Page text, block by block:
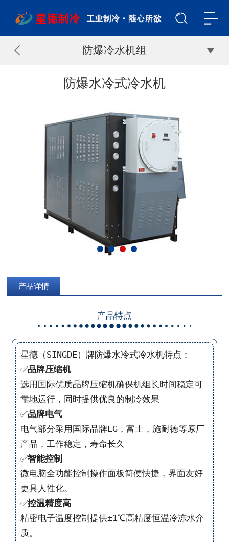
防爆冷水机组
防爆水冷式冷水机
产品详情
产品特点
星德（SINGDE）牌防爆水冷式冷水机特点：
✅品牌压缩机
选用国际优质品牌压缩机确保机组长时间稳定可
靠地运行，同时提供优良的制冷效果
✅品牌电气
电气部分采用国际品牌LG，富士，施耐德等原厂
产品，工作稳定，寿命长久
✅智能控制
微电脑全功能控制操作面板简便快捷，界面友好
更具人性化。
✅控温精度高
精密电子温度控制提供±1℃高精度恒温冷冻水介
质。